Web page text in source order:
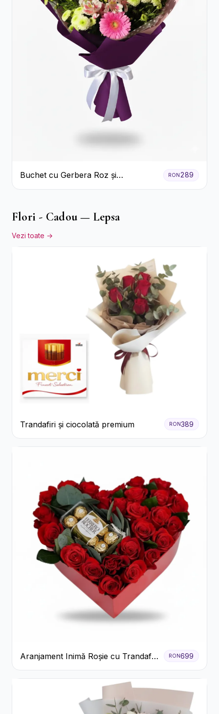
Buchet cu Gerbera Roz și
Crizanteme Verzi
RON289
Flori - Cadou — Lepsa
Vezi toate →
Trandafiri și ciocolată premium RON389
Aranjament Inimă Roșie cu Trandafiri
și Ferrero Rocher Premium
RON699